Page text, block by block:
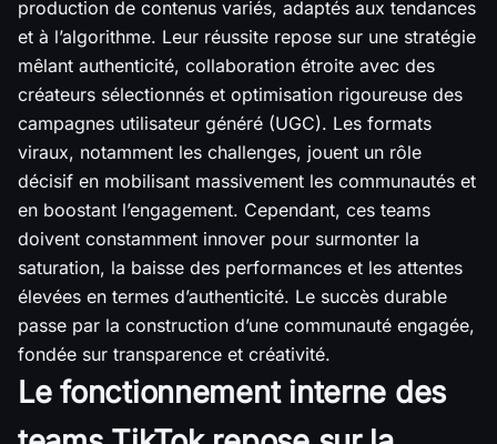
production de contenus variés, adaptés aux tendances
et à l’algorithme. Leur réussite repose sur une stratégie
mêlant authenticité, collaboration étroite avec des
créateurs sélectionnés et optimisation rigoureuse des
campagnes utilisateur généré (UGC). Les formats
viraux, notamment les challenges, jouent un rôle
décisif en mobilisant massivement les communautés et
en boostant l’engagement. Cependant, ces teams
doivent constamment innover pour surmonter la
saturation, la baisse des performances et les attentes
élevées en termes d’authenticité. Le succès durable
passe par la construction d’une communauté engagée,
fondée sur transparence et créativité.
Le fonctionnement interne des